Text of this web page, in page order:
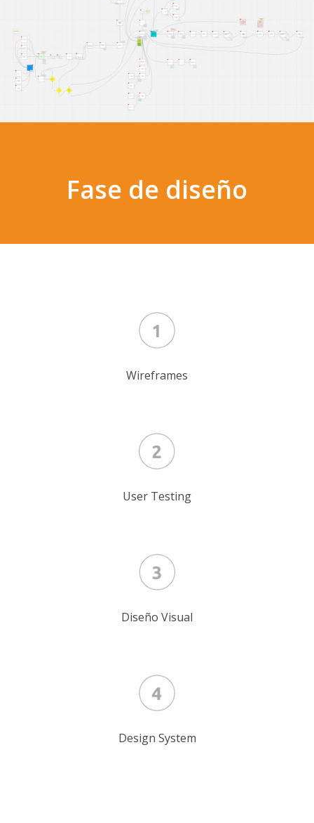
Fase de diseño
Wireframes
User Testing
Diseño Visual
Design System